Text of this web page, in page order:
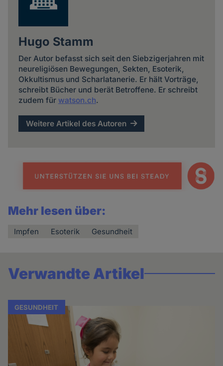
Hugo Stamm
Der Autor befasst sich seit den Siebzigerjahren mit
neureligiösen Bewegungen, Sekten, Esoterik,
Okkultismus und Scharlatanerie. Er hält Vorträge,
schreibt Bücher und berät Betroffene. Er schreibt
zudem für watson.ch.
Weitere Artikel des Autoren
Mehr lesen über:
Impfen Esoterik Gesundheit
Verwandte Artikel
GESUNDHEIT